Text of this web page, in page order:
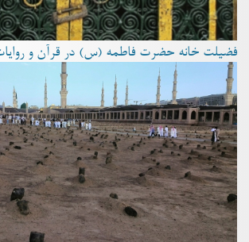
فضیلت خانه حضرت فاطمه (س) در قرآن و